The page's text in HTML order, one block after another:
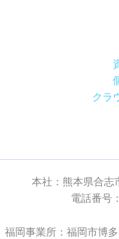
クラ
本社：熊本県合志
電話番号
福岡事業所：福岡市博